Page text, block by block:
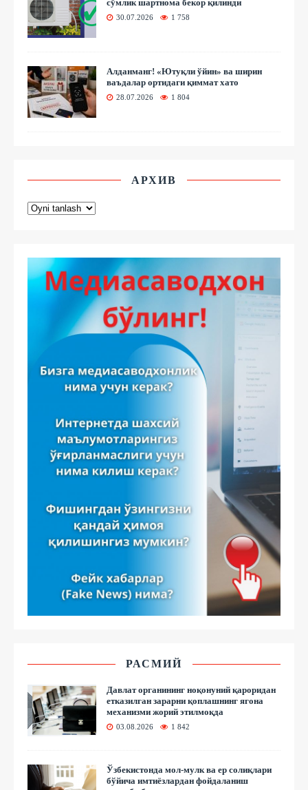
сўмлик шартнома бекор қилинди
30.07.2026 1 758
Алданманг! «Ютуқли ўйин» ва ширин
ваъдалар ортидаги қиммат хато
28.07.2026 1 804
АРХИВ
РАСМИЙ
Давлат органининг ноқонуний қароридан
етказилган зарарни қоплашнинг ягона
механизми жорий этилмоқда
03.08.2026 1 842
Ўзбекистонда мол-мулк ва ер солиқлари
бўйича имтиёзлардан фойдаланиш